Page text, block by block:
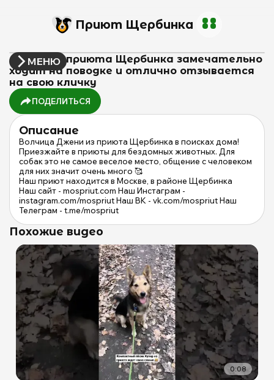
Приют Щербинка
МЕНЮ
Джени из приюта Щербинка замечательно
ходит на поводке и отлично отзывается
на свою кличку
ПОДЕЛИТЬСЯ
Описание
Волчица Джени из приюта Щербинка в поисках дома!
Приезжайте в приюты для бездомных животных. Для
собак это не самое веселое место, общение с человеком
для них значит очень много 🥰
Наш приют находится в Москве, в районе Щербинка
Наш сайт - mospriut.com Наш Инстаграм -
instagram.com/mospriut Наш ВК - vk.com/mospriut Наш
Телеграм - t.me/mospriut
Похожие видео
0:08